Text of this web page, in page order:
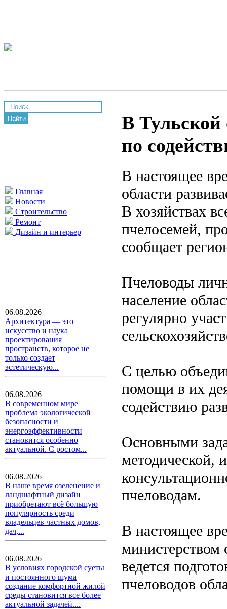
Найти
Главная
Новости
Строительство
Ремонт
Дизайн и интерьер
06.08.2026
Архитектура — это
искусство и наука
проектирования
пространств, которое не
только создает
эстетическую...
06.08.2026
В современном мире
проблема экологической
безопасности и
энергоэффективности
становится особенно
актуальной. С ростом...
06.08.2026
В наше время озеленение и
ландшафтный дизайн
приобретают всё большую
популярность среди
владельцев частных домов,
дач,...
06.08.2026
В условиях городской суеты
и постоянного шума
создание комфортной жилой
среды становится все более
актуальной задачей....
В Тульской
по
В настоящее
области
В хозяйствах
пчелосемей,
сообщает
Пчеловоды
население
регулярно
С целью
помощи в их
содействию
Основными
методической,
пчеловодам.
В настоящее
министерством
ведется
пчеловодов